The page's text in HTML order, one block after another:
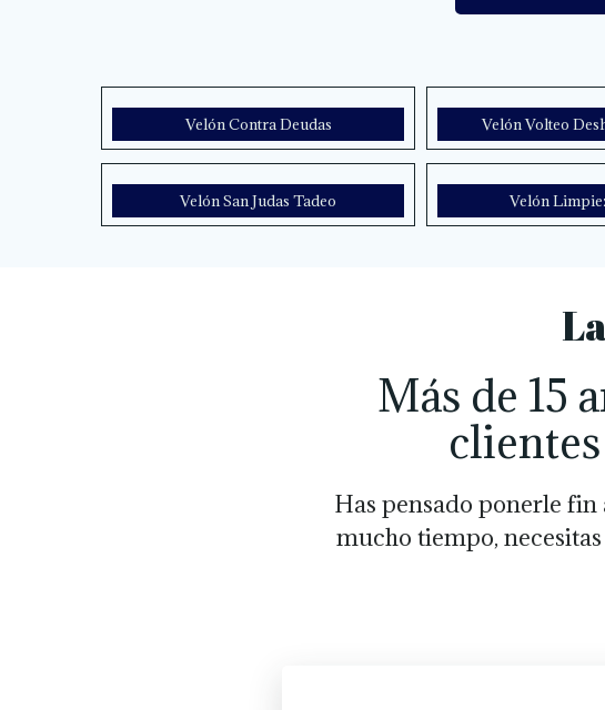
Velón Contra Deudas Velón Volteo
Velón San Judas Tadeo Velón
Más de 15
Has pensado ponerle
mucho tiempo,